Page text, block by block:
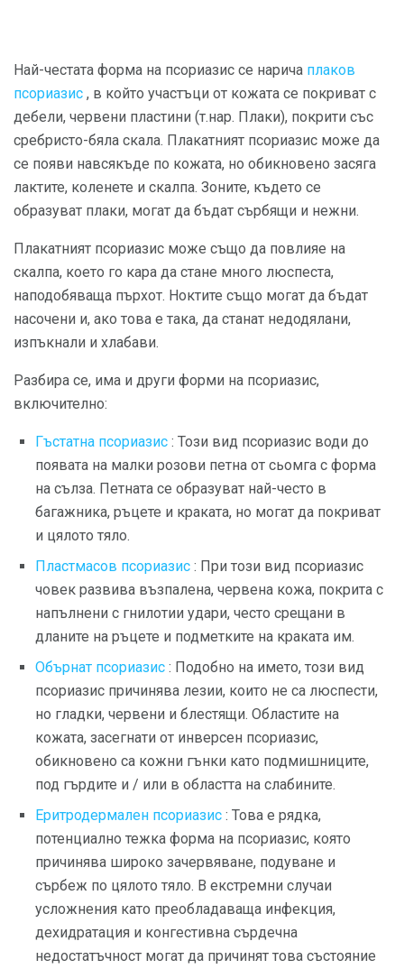
Най-честата форма на псориазис се нарича плаков
псориазис , в който участъци от кожата се покриват с
дебели, червени пластини (т.нар. Плаки), покрити със
сребристо-бяла скала. Плакатният псориазис може да
се появи навсякъде по кожата, но обикновено засяга
лактите, коленете и скалпа. Зоните, където се
образуват плаки, могат да бъдат сърбящи и нежни.
Плакатният псориазис може също да повлияе на
скалпа, което го кара да стане много люспеста,
наподобяваща пърхот. Ноктите също могат да бъдат
насочени и, ако това е така, да станат недодялани,
изпъкнали и хлабави.
Разбира се, има и други форми на псориазис,
включително:
Гъстатна псориазис : Този вид псориазис води до
появата на малки розови петна от сьомга с форма
на сълза. Петната се образуват най-често в
багажника, ръцете и краката, но могат да покриват
и цялото тяло.
Пластмасов псориазис : При този вид псориазис
човек развива възпалена, червена кожа, покрита с
напълнени с гнилотии удари, често срещани в
дланите на ръцете и подметките на краката им.
Обърнат псориазис : Подобно на името, този вид
псориазис причинява лезии, които не са люспести,
но гладки, червени и блестящи. Областите на
кожата, засегнати от инверсен псориазис,
обикновено са кожни гънки като подмишниците,
под гърдите и / или в областта на слабините.
Еритродермален псориазис : Това е рядка,
потенциално тежка форма на псориазис, която
причинява широко зачервяване, подуване и
сърбеж по цялото тяло. В екстремни случаи
усложнения като преобладаваща инфекция,
дехидратация и конгестивна сърдечна
недостатъчност могат да причинят това състояние